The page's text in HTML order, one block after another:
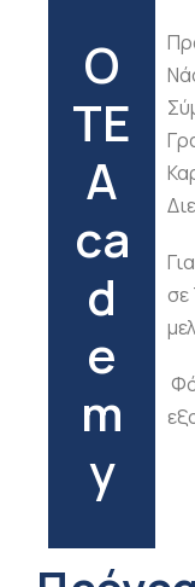
σε
O
TE
A
ca
d
e
m
y